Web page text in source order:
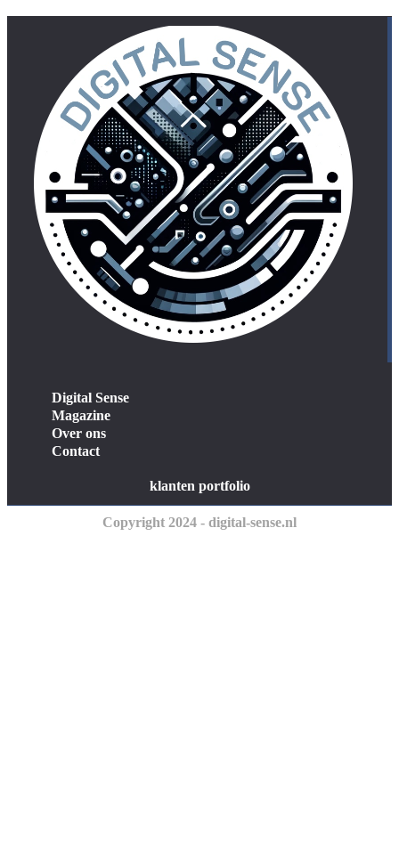
Digital Sense
Magazine
Over ons
Contact
klanten portfolio
Copyright 2024 - digital-sense.nl